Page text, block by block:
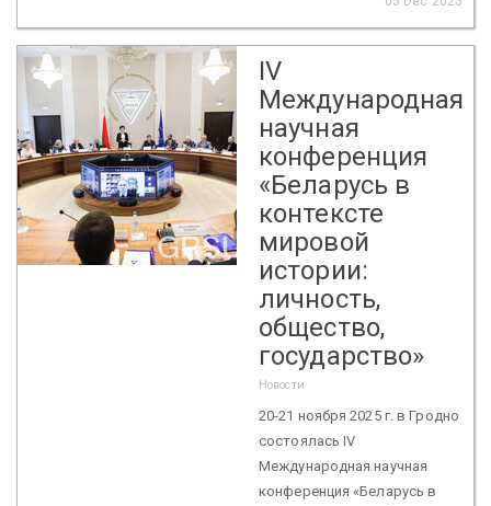
IV
Международная
научная
конференция
«Беларусь в
контексте
мировой
истории:
личность,
общество,
государство»
Новости
20-21 ноября 2025 г. в Гродно
состоялась IV
Международная научная
конференция «Беларусь в